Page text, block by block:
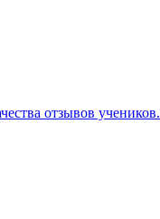
отзывов учеников.